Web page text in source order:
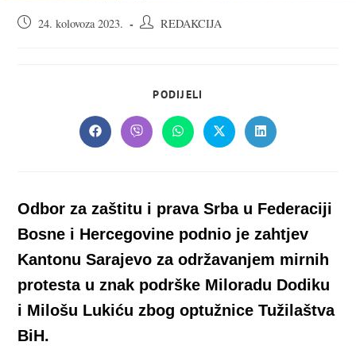
Objava24. kolovoza 2023.
AutorREDAKCIJA
PODIJELI
CONTENT
Opens
in
Opens
in
Opens
in
Opens
in
Opens
in
Odbor za zaštitu i prava Srba u Federaciji
Bosne i Hercegovine podnio je zahtjev
Kantonu Sarajevo za održavanjem mirnih
protesta u znak podrške Miloradu Dodiku
i Milošu Lukiću zbog optužnice Tužilaštva
BiH.